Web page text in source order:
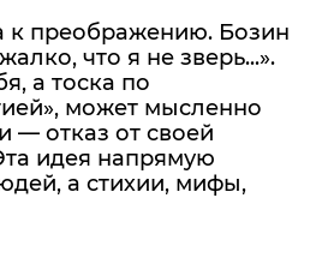
к преображению. Бозин
что я не зверь...».
а тоска по
может мысленно
— отказ от своей
идея напрямую
а стихии, мифы,